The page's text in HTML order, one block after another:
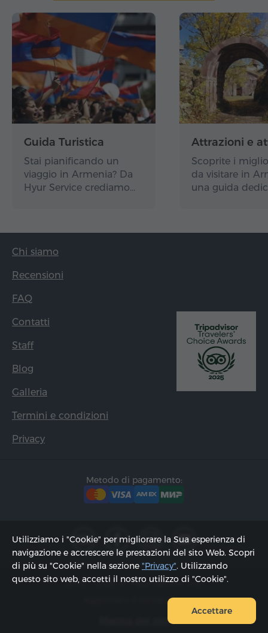
Guida Turistica
Stai pianificando un
viaggio in Armenia? Da
Hyur Service crediamo…
Attrazioni e
Scoprite i
da visitare in
una guida
Chi siamo
Recensioni
FAQ
Contatti
Staff
Blog
Galleria
Termini e condizioni
Privacy
Metodo di pagamento:
2002 - 2026, © "Hyur Service" Ltd;
Aggiornato il 09.08.2026
Mappa del sito
Utilizziamo i "Cookie" per migliorare la Sua esperienza di
navigazione e accrescere le prestazioni del sito Web. Scopri
di più su "Cookie" nella sezione "Privacy". Utilizzando
questo sito web, accetti il ​​nostro utilizzo di "Cookie".
Accettare